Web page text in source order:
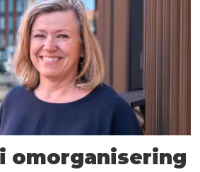
omorganisering